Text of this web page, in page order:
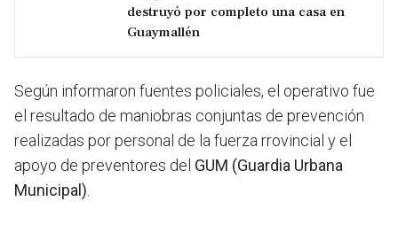
destruyó por completo una casa en
Guaymallén
Según informaron fuentes policiales, el operativo fue
el resultado de maniobras conjuntas de prevención
realizadas por personal de la fuerza rrovincial y el
apoyo de preventores del GUM (Guardia Urbana
Municipal)